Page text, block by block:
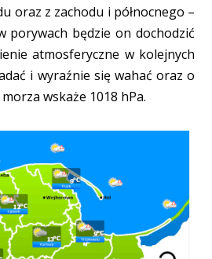
oraz z zachodu i północnego –
porywach będzie on dochodzić
atmosferyczne w kolejnych
i wyraźnie się wahać oraz o
wskaże 1018 hPa.